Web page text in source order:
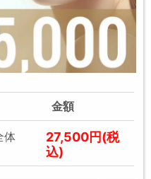
金額
体
27,500円(税
込)